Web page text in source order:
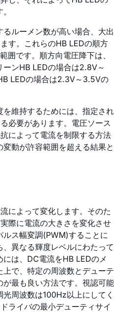
ルーメン数が高い場合、大出
す。これらのHB LEDの順方
囲です。順方向電圧降下は、
ンHB LEDの場合は2.8V～
LEDの場合は2.3V～3.5Vの
維持するためには、指定され
必要があります。電圧ソース
によって電流を制限する方法
動が許容範囲を超える結果と
によって変化します。そのた
際に電流の大きさを変化させ
ルス幅変調(PWM)することに
異なる輝度レベルにわたって
は、DC電流をHB LEDのメ
で、特定の周波数とデューテ
最も良い方法です。視認可能
周波数は100Hz以上にしてく
ライバの最小デューティサイ